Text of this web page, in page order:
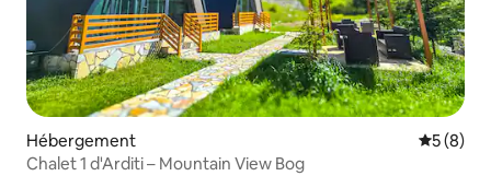
Hébergement
5 (8)
Chalet 1 d'Arditi – Mountain View Bog